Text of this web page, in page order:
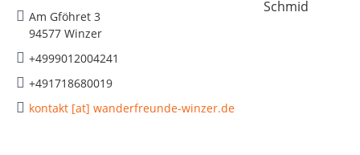
Am Gföhret 3
94577 Winzer
+4999012004241
+491718680019
kontakt [at] wanderfreunde-winzer.de